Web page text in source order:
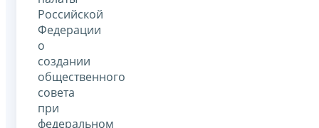
Российской
Федерации
о
создании
общественного
совета
при
федеральном